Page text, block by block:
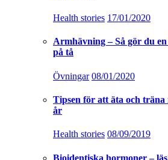
Health stories 17/01/2020
Armhävning – Så gör du
på tå
Övningar 08/01/2020
Tipsen för att äta och
år
Health stories 08/09/2019
Bioidentiska hormoner –